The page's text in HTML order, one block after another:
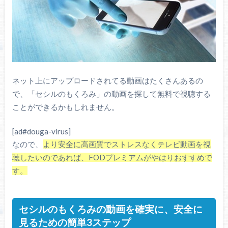
ネット上にアップロードされてる動画はたくさんあるの
で、「セシルのもくろみ」の動画を探して無料で視聴する
ことができるかもしれません。
[ad#douga-virus]
なので、
より安全に高画質でストレスなくテレビ動画を視
聴したいのであれば、FODプレミアムがやはりおすすめで
す。
セシルのもくろみの動画を確実に、安全に
見るための簡単3ステップ